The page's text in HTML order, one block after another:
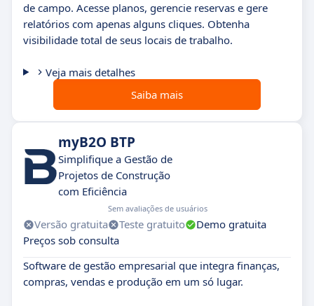
de campo. Acesse planos, gerencie reservas e gere
relatórios com apenas alguns cliques. Obtenha
visibilidade total de seus locais de trabalho.
Veja mais detalhes
Saiba mais
myB2O BTP
Simplifique a Gestão de
Projetos de Construção
com Eficiência
Sem avaliações de usuários
Versão gratuita Teste gratuito
Demo gratuita
Preços sob consulta
Software de gestão empresarial que integra finanças,
compras, vendas e produção em um só lugar.